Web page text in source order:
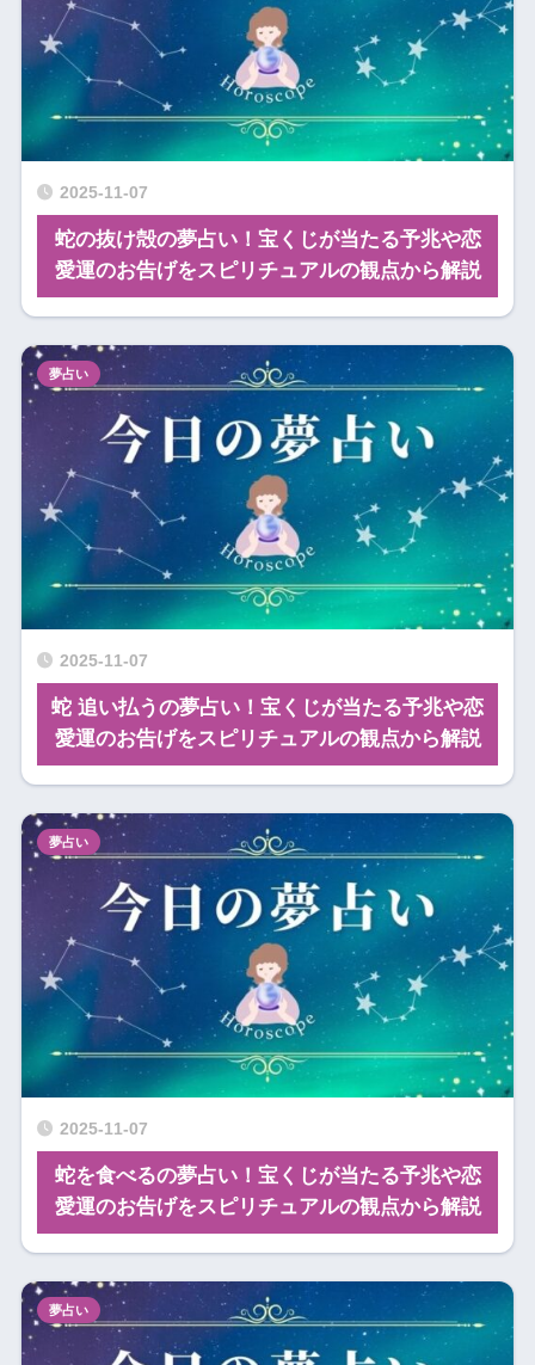
2025-11-07
蛇の抜け殻の夢占い！宝くじが当たる予兆や恋
愛運のお告げをスピリチュアルの観点から解説
2025-11-07
蛇 追い払うの夢占い！宝くじが当たる予兆や恋
愛運のお告げをスピリチュアルの観点から解説
夢占い
2025-11-07
蛇を食べるの夢占い！宝くじが当たる予兆や恋
愛運のお告げをスピリチュアルの観点から解説
夢占い
夢占い